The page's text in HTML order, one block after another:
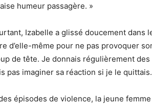
humeur passagère. »
Izabelle a glissé doucement dans
d’elle-même pour ne pas provoquer
de tête. Je donnais régulièrement
pas imaginer sa réaction si je le
épisodes de violence, la jeune